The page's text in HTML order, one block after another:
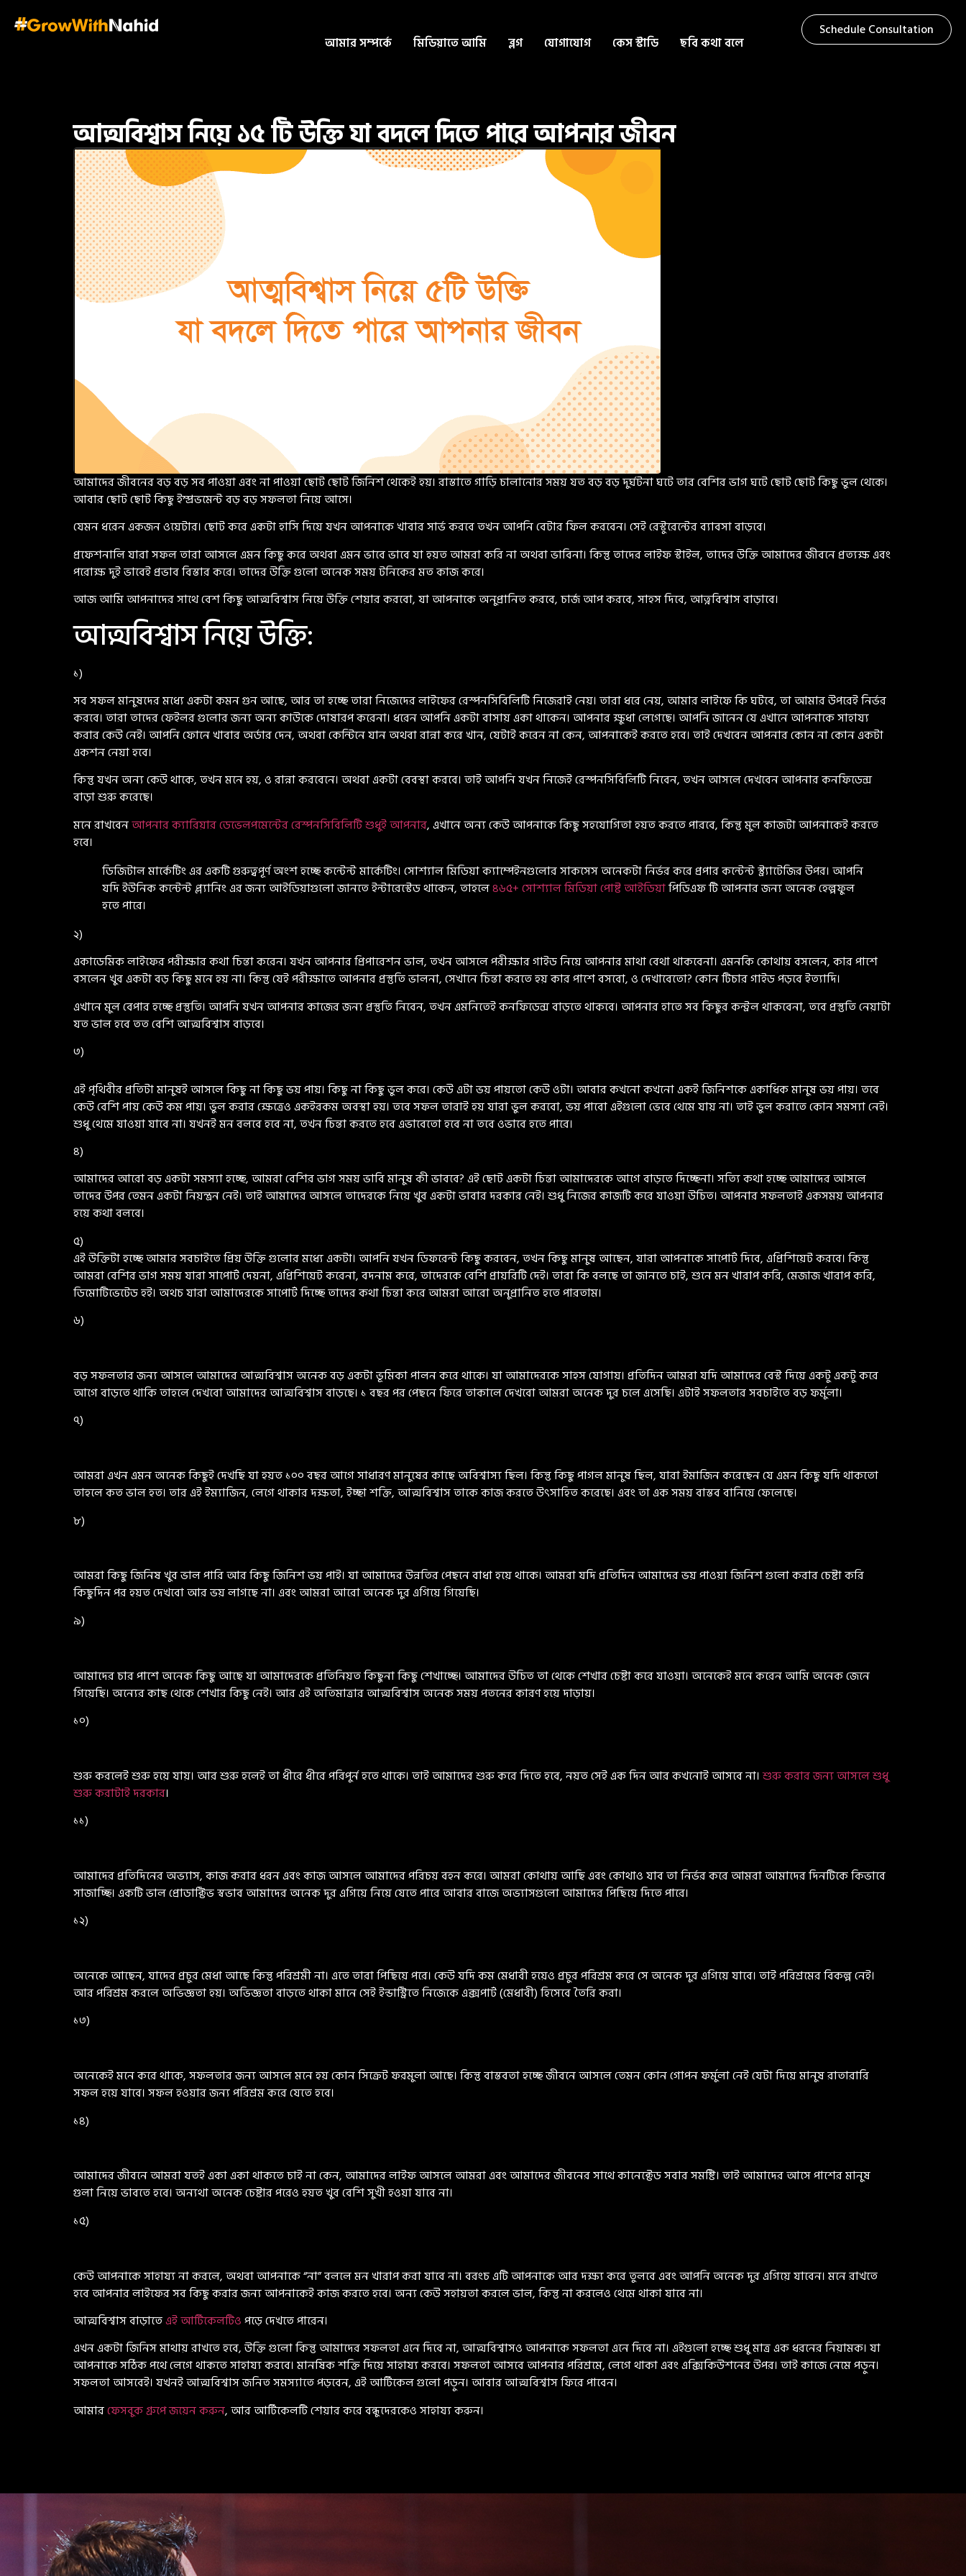
আমার সম্পর্কে মিডিয়াতে আমি ব্লগ যোগাযোগ কেস স্টাডি ছবি কথা বলে
Schedule Consultation
আত্মবিশ্বাস নিয়ে ১৫ টি উক্তি যা বদলে দিতে পারে আপনার জীবন
আমাদের জীবনের বড় বড় সব পাওয়া এবং না পাওয়া ছোট ছোট জিনিশ থেকেই হয়। রাস্তাতে গাড়ি চালানোর সময় যত বড় বড় দুর্ঘটনা ঘটে তার বেশির ভাগ ঘটে ছোট ছোট কিছু ভুল থেকে।
আবার ছোট ছোট কিছু ইম্প্রভমেন্ট বড় বড় সফলতা নিয়ে আসে।
যেমন ধরেন একজন ওয়েটার। ছোট করে একটা হাসি দিয়ে যখন আপনাকে খাবার সার্ভ করবে তখন আপনি বেটার ফিল করবেন। সেই রেস্টুরেন্টের ব্যাবসা বাড়বে।
প্রফেশনালি যারা সফল তারা আসলে এমন কিছু করে অথবা এমন ভাবে ভাবে যা হয়ত আমরা করি না অথবা ভাবিনা। কিন্তু তাদের লাইফ স্টাইল, তাদের উক্তি আমাদের জীবনে প্রত্যক্ষ এবং
পরোক্ষ দুই ভাবেই প্রভাব বিস্তার করে। তাদের উক্তি গুলো অনেক সময় টনিকের মত কাজ করে।
আজ আমি আপনাদের সাথে বেশ কিছু আত্মবিশ্বাস নিয়ে উক্তি শেয়ার করবো, যা আপনাকে অনুপ্রানিত করবে, চার্জ আপ করবে, সাহস দিবে, আত্নবিশ্বাস বাড়াবে।
আত্মবিশ্বাস নিয়ে উক্তি:
১)
সব সফল মানুষদের মধ্যে একটা কমন গুন আছে, আর তা হচ্ছে তারা নিজেদের লাইফের রেস্পনসিবিলিটি নিজেরাই নেয়। তারা ধরে নেয়, আমার লাইফে কি ঘটবে, তা আমার উপরেই নির্ভর
করবে। তারা তাদের ফেইলর গুলোর জন্য অন্য কাউকে দোষারপ করেনা। ধরেন আপনি একটা বাসায় একা থাকেন। আপনার ক্ষুধা লেগেছে। আপনি জানেন যে এখানে আপনাকে সাহায্য
করার কেউ নেই। আপনি ফোনে খাবার অর্ডার দেন, অথবা কেন্টিনে যান অথবা রান্না করে খান, যেটাই করেন না কেন, আপনাকেই করতে হবে। তাই দেখবেন আপনার কোন না কোন একটা
একশন নেয়া হবে।
কিন্তু যখন অন্য কেউ থাকে, তখন মনে হয়, ও রান্না করবেনে। অথবা একটা বেবস্থা করবে। তাই আপনি যখন নিজেই রেস্পনসিবিলিটি নিবেন, তখন আসলে দেখবেন আপনার কনফিডেন্স
বাড়া শুরু করেছে।
মনে রাখবেনআপনার ক্যারিয়ার ডেভেলপমেন্টের রেস্পনসিবিলিটি শুধুই আপনার, এখানে অন্য কেউ আপনাকে কিছু সহযোগিতা হয়ত করতে পারবে, কিন্তু মুল কাজটা আপনাকেই করতে
হবে।
ডিজিটাল মার্কেটিং এর একটি গুরুত্বপূর্ণ অংশ হচ্ছে কন্টেন্ট মার্কেটিং। সোশ্যাল মিডিয়া ক্যাম্পেইনগুলোর সাকসেস অনেকটা নির্ভর করে প্রপার কন্টেন্ট স্ট্র্যাটেজির উপর। আপনি
যদি ইউনিক কন্টেন্ট প্ল্যানিং এর জন্য আইডিয়াগুলো জানতে ইন্টারেস্টেড থাকেন, তাহলে৪৬৫+ সোশ্যাল মিডিয়া পোষ্ট আইডিয়াপিডিএফ টি আপনার জন্য অনেক হেল্পফুল
হতে পারে।
২)
একাডেমিক লাইফের পরীক্ষার কথা চিন্তা করেন। যখন আপনার প্রিপারেশন ভাল, তখন আসলে পরীক্ষার গাইড নিয়ে আপনার মাথা বেথা থাকবেনা। এমনকি কোথায় বসলেন, কার পাশে
বসলেন খুব একটা বড় কিছু মনে হয় না। কিন্তু যেই পরীক্ষাতে আপনার প্রস্তুতি ভালনা, সেখানে চিন্তা করতে হয় কার পাশে বসবো, ও দেখাবেতো? কোন টিচার গাইড পড়বে ইত্যাদি।
এখানে মুল বেপার হচ্ছে প্রস্তুতি। আপনি যখন আপনার কাজের জন্য প্রস্তুতি নিবেন, তখন এমনিতেই কনফিডেন্স বাড়তে থাকবে। আপনার হাতে সব কিছুর কন্ট্রল থাকবেনা, তবে প্রস্তুতি নেয়াটা
যত ভাল হবে তত বেশি আত্মবিশ্বাস বাড়বে।
৩)
এই পৃথিবীর প্রতিটা মানুষই আসলে কিছু না কিছু ভয় পায়। কিছু না কিছু ভুল করে। কেউ এটা ভয় পায়তো কেউ ওটা। আবার কখনো কখনো একই জিনিশকে একাধিক মানুষ ভয় পায়। তবে
কেউ বেশি পায় কেউ কম পায়। ভুল করার ক্ষেত্রেও একইরকম অবস্থা হয়। তবে সফল তারাই হয় যারা ভুল করবো, ভয় পাবো এইগুলো ভেবে থেমে যায় না। তাই ভুল করাতে কোন সমস্যা নেই।
শুধু থেমে যাওয়া যাবে না। যখনই মন বলবে হবে না, তখন চিন্তা করতে হবে এভাবেতো হবে না তবে ওভাবে হতে পারে।
৪)
আমাদের আরো বড় একটা সমস্যা হচ্ছে, আমরা বেশির ভাগ সময় ভাবি মানুষ কী ভাববে? এই ছোট একটা চিন্তা আমাদেরকে আগে বাড়তে দিচ্ছেনা। সত্যি কথা হচ্ছে আমাদের আসলে
তাদের উপর তেমন একটা নিয়ন্ত্রন নেই। তাই আমাদের আসলে তাদেরকে নিয়ে খুব একটা ভাবার দরকার নেই। শুধু নিজের কাজটি করে যাওয়া উচিত। আপনার সফলতাই একসময় আপনার
হয়ে কথা বলবে।
৫)
এই উক্তিটা হচ্ছে আমার সবচাইতে প্রিয় উক্তি গুলোর মধ্যে একটা। আপনি যখন ডিফরেন্ট কিছু করবেন, তখন কিছু মানুষ আছেন, যারা আপনাকে সাপোর্ট দিবে, এপ্রিশিয়েট করবে। কিন্তু
আমরা বেশির ভাগ সময় যারা সাপোর্ট দেয়না, এপ্রিশিয়েট করেনা, বদনাম করে, তাদেরকে বেশি প্রায়রিটি দেই। তারা কি বলছে তা জানতে চাই, শুনে মন খারাপ করি, মেজাজ খারাপ করি,
ডিমোটিভেটেড হই। অথচ যারা আমাদেরকে সাপোর্ট দিচ্ছে তাদের কথা চিন্তা করে আমরা আরো অনুপ্রানিত হতে পারতাম।
৬)
বড় সফলতার জন্য আসলে আমাদের আত্মবিশ্বাস অনেক বড় একটা ভূমিকা পালন করে থাকে। যা আমাদেরকে সাহস যোগায়। প্রতিদিন আমরা যদি আমাদের বেস্ট দিয়ে একটু একটু করে
আগে বাড়তে থাকি তাহলে দেখবো আমাদের আত্মবিশ্বাস বাড়ছে। ১ বছর পর পেছনে ফিরে তাকালে দেখবো আমরা অনেক দুর চলে এসেছি। এটাই সফলতার সবচাইতে বড় ফর্মুলা।
৭)
আমরা এখন এমন অনেক কিছুই দেখছি যা হয়ত ১০০ বছর আগে সাধারণ মানুষের কাছে অবিশ্বাস্য ছিল। কিন্তু কিছু পাগল মানুষ ছিল, যারা ইমাজিন করেছেন যে এমন কিছু যদি থাকতো
তাহলে কত ভাল হত। তার এই ইম্যাজিন, লেগে থাকার দক্ষতা, ইচ্ছা শক্তি, আত্মবিশ্বাস তাকে কাজ করতে উৎসাহিত করেছে। এবং তা এক সময় বাস্তব বানিয়ে ফেলেছে।
৮)
আমরা কিছু জিনিষ খুব ভাল পারি আর কিছু জিনিশ ভয় পাই। যা আমাদের উন্নতির পেছনে বাধা হয়ে থাকে। আমরা যদি প্রতিদিন আমাদের ভয় পাওয়া জিনিশ গুলো করার চেষ্টা করি
কিছুদিন পর হয়ত দেখবো আর ভয় লাগছে না। এবং আমরা আরো অনেক দুর এগিয়ে গিয়েছি।
৯)
আমাদের চার পাশে অনেক কিছু আছে যা আমাদেরকে প্রতিনিয়ত কিছুনা কিছু শেখাচ্ছে। আমাদের উচিত তা থেকে শেখার চেষ্টা করে যাওয়া। অনেকেই মনে করেন আমি অনেক জেনে
গিয়েছি। অন্যের কাছ থেকে শেখার কিছু নেই। আর এই অতিমাত্রার আত্মবিশ্বাস অনেক সময় পতনের কারণ হয়ে দাড়ায়।
১০)
শুরু করলেই শুরু হয়ে যায়। আর শুরু হলেই তা ধীরে ধীরে পরিপুর্ন হতে থাকে। তাই আমাদের শুরু করে দিতে হবে, নয়ত সেই এক দিন আর কখনোই আসবে না।শুরু করার জন্য আসলে শুধু
শুরু করাটাই দরকার।
১১)
আমাদের প্রতিদিনের অভ্যাস, কাজ করার ধরন এবং কাজ আসলে আমাদের পরিচয় বহন করে। আমরা কোথায় আছি এবং কোথাও যাব তা নির্ভর করে আমরা আমাদের দিনটিকে কিভাবে
সাজাচ্ছি। একটি ভাল প্রোডাক্টিভ স্বভাব আমাদের অনেক দুর এগিয়ে নিয়ে যেতে পারে আবার বাজে অভ্যাসগুলো আমাদের পিছিয়ে দিতে পারে।
১২)
অনেকে আছেন, যাদের প্রচুর মেধা আছে কিন্তু পরিশ্রমী না। এতে তারা পিছিয়ে পরে। কেউ যদি কম মেধাবী হয়েও প্রচুর পরিশ্রম করে সে অনেক দুর এগিয়ে যাবে। তাই পরিশ্রমের বিকল্প নেই।
আর পরিশ্রম করলে অভিজ্ঞতা হয়। অভিজ্ঞতা বাড়তে থাকা মানে সেই ইন্ডাস্ট্রিতে নিজেকে এক্সপার্ট (মেধাবী) হিসেবে তৈরি করা।
১৩)
অনেকেই মনে করে থাকে, সফলতার জন্য আসলে মনে হয় কোন সিক্রেট ফরমুলা আছে। কিন্তু বাস্তবতা হচ্ছে জীবনে আসলে তেমন কোন গোপন ফর্মুলা নেই যেটা দিয়ে মানুষ রাতারারি
সফল হয়ে যাবে। সফল হওয়ার জন্য পরিশ্রম করে যেতে হবে।
১৪)
আমাদের জীবনে আমরা যতই একা একা থাকতে চাই না কেন, আমাদের লাইফ আসলে আমরা এবং আমাদের জীবনের সাথে কানেক্টেড সবার সমষ্টি। তাই আমাদের আসে পাশের মানুষ
গুলা নিয়ে ভাবতে হবে। অন্যথা অনেক চেষ্টার পরেও হয়ত খুব বেশি সুখী হওয়া যাবে না।
১৫)
কেউ আপনাকে সাহায্য না করলে, অথবা আপনাকে “না” বললে মন খারাপ করা যাবে না। বরংচ এটি আপনাকে আর দক্ষ্য করে তুলবে এবং আপনি অনেক দুর এগিয়ে যাবেন। মনে রাখতে
হবে আপনার লাইফের সব কিছু করার জন্য আপনাকেই কাজ করতে হবে। অন্য কেউ সহায়তা করলে ভাল, কিন্তু না করলেও থেমে থাকা যাবে না।
আত্মবিশ্বাস বাড়াতেএই আর্টিকেলটিওপড়ে দেখতে পারেন।
এখন একটা জিনিস মাথায় রাখতে হবে, উক্তি গুলো কিন্তু আমাদের সফলতা এনে দিবে না, আত্মবিশ্বাসও আপনাকে সফলতা এনে দিবে না। এইগুলো হচ্ছে শুধু মাত্র এক ধরনের নিয়ামক। যা
আপনাকে সঠিক পথে লেগে থাকতে সাহায্য করবে। মানষিক শক্তি দিয়ে সাহায্য করবে। সফলতা আসবে আপনার পরিশ্রমে, লেগে থাকা এবং এক্সিকিউশনের উপর। তাই কাজে নেমে পড়ুন।
সফলতা আসবেই। যখনই আত্মবিশ্বাস জনিত সমস্যাতে পড়বেন, এই আর্টিকেল গুলো পড়ুন। আবার আত্মবিশ্বাস ফিরে পাবেন।
আমারফেসবুক গ্রুপে জয়েন করুন, আর আর্টিকেলটি শেয়ার করে বন্ধুদেরকেও সাহায্য করুন।